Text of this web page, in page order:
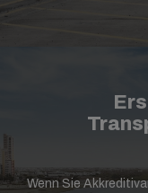
Wenn Sie